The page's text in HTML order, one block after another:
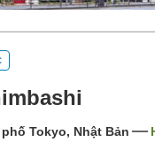
Tokyo, Nhật Bản